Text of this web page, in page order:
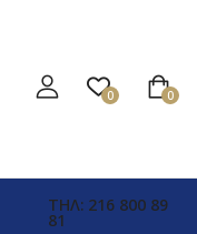
0
0
ΤΗΛ: 216 800 89
81